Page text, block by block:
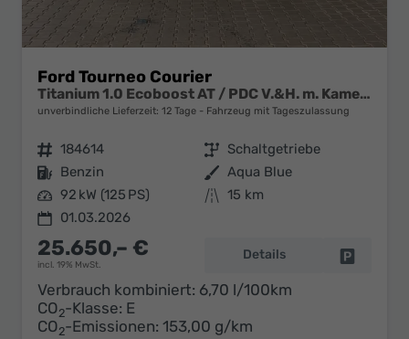
Ford Tourneo Courier
Titanium 1.0 Ecoboost AT / PDC V.&H. m. Kamera Privacy 5-Jahre Garantie Alu 16"
unverbindliche Lieferzeit: 12 Tage Fahrzeug mit Tageszulassung
Fahrzeugnr. 184614 Getriebe Schaltgetriebe
Kraftstoff Benzin Außenfarbe Aqua Blue
Leistung 92 kW (125 PS) Kilometerstand 15 km
01.03.2026
25.650,– €
incl. 19% MwSt.
Details
Verbrauch kombiniert: 6,70 l/100km
CO2-Klasse: E
CO2-Emissionen: 153,00 g/km